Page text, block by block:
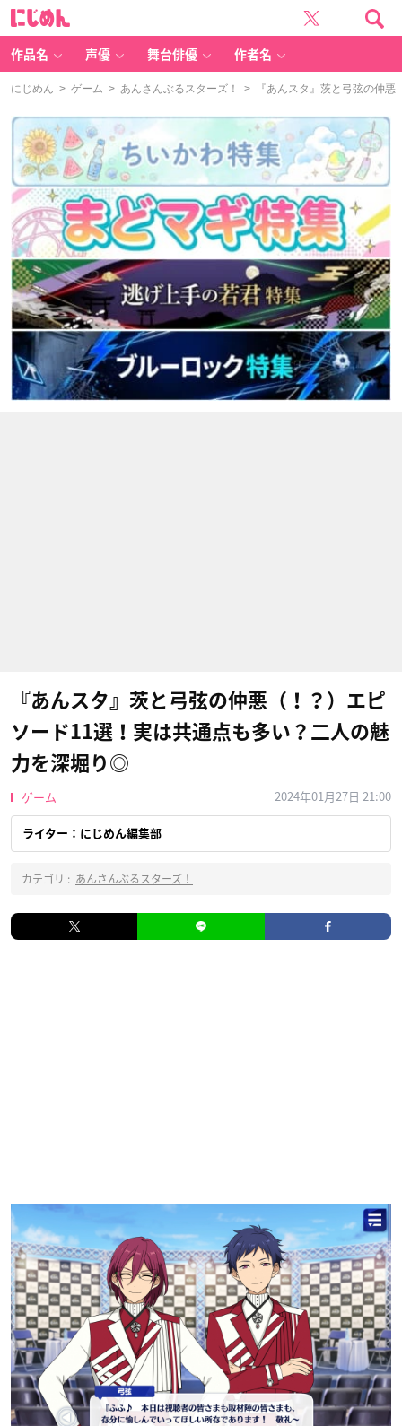
作品名 声優 舞台俳優 作者名
にじめん > ゲーム > あんさんぶるスターズ！ > 『あんスタ』茨と弓弦の仲悪
『あんスタ』茨と弓弦の仲悪（！？）エピ
ソード11選！実は共通点も多い？二人の魅
力を深堀り◎
ゲーム 2024年01月27日 21:00
ライター：にじめん編集部
カテゴリ : あんさんぶるスターズ！